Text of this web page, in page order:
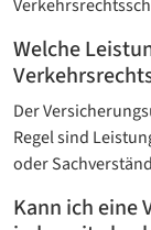
Welche
Der
Regel sind
oder
Kann ich eine